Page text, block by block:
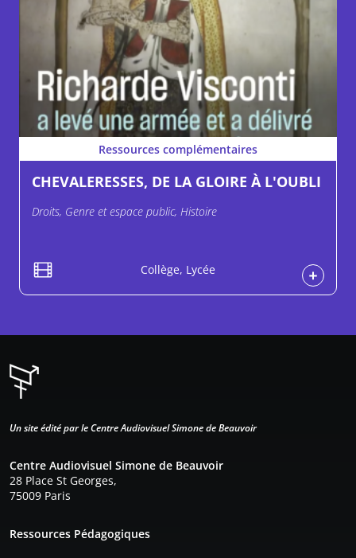
Ressources complémentaires
CHEVALERESSES, DE LA GLOIRE À L'OUBLI
Droits, Genre et espace public, Histoire
Collège, Lycée
Un site édité par le Centre Audiovisuel Simone de Beauvoir
Centre Audiovisuel Simone de Beauvoir
28 Place St Georges,
75009 Paris
Ressources Pédagogiques